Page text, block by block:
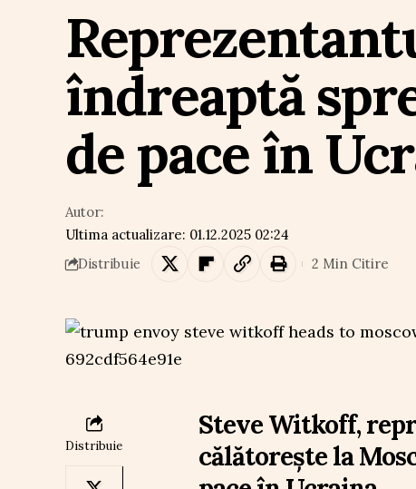
îndreaptă
de pace în
Ultima actualizare: 01.12.2025 02:24
Autor:
Distribuie 2 Min Citire
Distribuie
Steve Witkoff,
călătorește la